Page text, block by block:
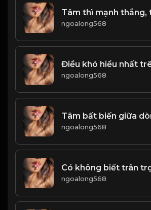
ngoalong568
ngoalong568
ngoalong568
ngoalong568